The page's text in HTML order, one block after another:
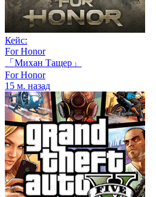
Кейс:
For Honor
「Михан Тащер」
For Honor
15 м. назад